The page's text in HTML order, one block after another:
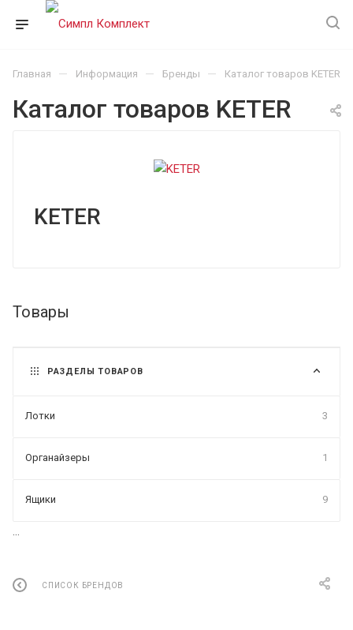
Главная — Информация — Бренды — Каталог товаров KETER
Каталог товаров KETER
KETER
Товары
РАЗДЕЛЫ ТОВАРОВ
Лотки 3
Органайзеры 1
Ящики 9
СПИСОК БРЕНДОВ